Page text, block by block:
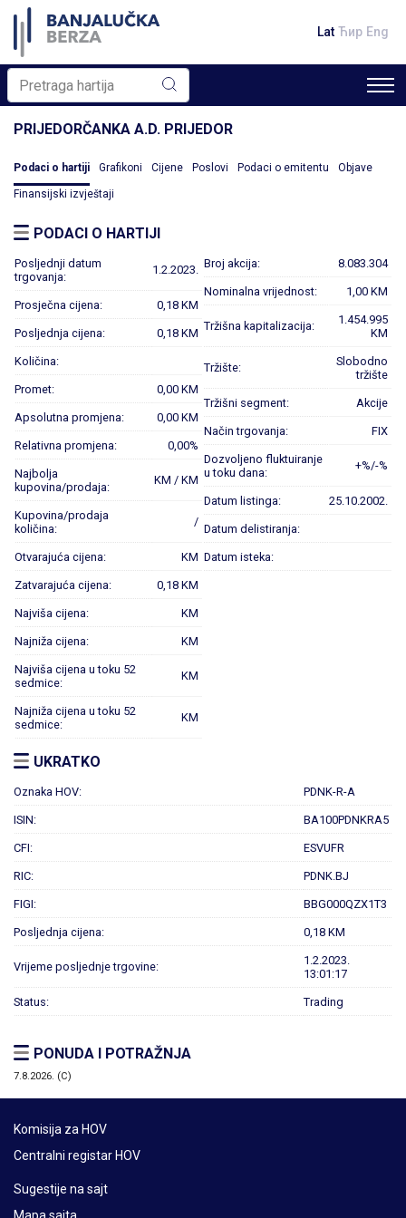
Lat Ћир Eng
PRIJEDORČANKA A.D. PRIJEDOR
Podaci o hartiji Grafikoni Cijene Poslovi Podaci o emitentu Objave
Finansijski izvještaji
PODACI O HARTIJI
Posljednji datum
trgovanja:
1.2.2023.
Prosječna cijena: 0,18 KM
Posljednja cijena: 0,18 KM
Količina:
Promet: 0,00 KM
Apsolutna promjena: 0,00 KM
Relativna promjena: 0,00%
Najbolja
kupovina/prodaja:
KM / KM
Kupovina/prodaja
količina:
/
Otvarajuća cijena: KM
Zatvarajuća cijena: 0,18 KM
Najviša cijena: KM
Najniža cijena: KM
Najviša cijena u toku 52
sedmice:
KM
Najniža cijena u toku 52
sedmice:
KM
Broj akcija: 8.083.304
Nominalna vrijednost: 1,00 KM
Tržišna kapitalizacija:
1.454.995
KM
Tržište:
Slobodno
tržište
Tržišni segment: Akcije
Način trgovanja: FIX
Dozvoljeno fluktuiranje
u toku dana:
+%/-%
Datum listinga: 25.10.2002.
Datum delistiranja:
Datum isteka:
UKRATKO
Oznaka HOV: PDNK-R-A
ISIN: BA100PDNKRA5
CFI: ESVUFR
RIC: PDNK.BJ
FIGI: BBG000QZX1T3
Posljednja cijena: 0,18 KM
Vrijeme posljednje trgovine:
1.2.2023.
13:01:17
Status: Trading
PONUDA I POTRAŽNJA
7.8.2026. (C)
Komisija za HOV
Centralni registar HOV
Sugestije na sajt